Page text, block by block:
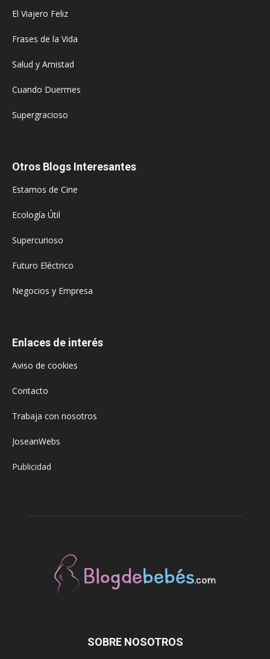
El Viajero Feliz
Frases de la Vida
Salud y Amistad
Cuando Duermes
Supergracioso
Otros Blogs Interesantes
Estamos de Cine
Ecología Útil
Supercurioso
Futuro Eléctrico
Negocios y Empresa
Enlaces de interés
Aviso de cookies
Contacto
Trabaja con nosotros
JoseanWebs
Publicidad
SOBRE NOSOTROS